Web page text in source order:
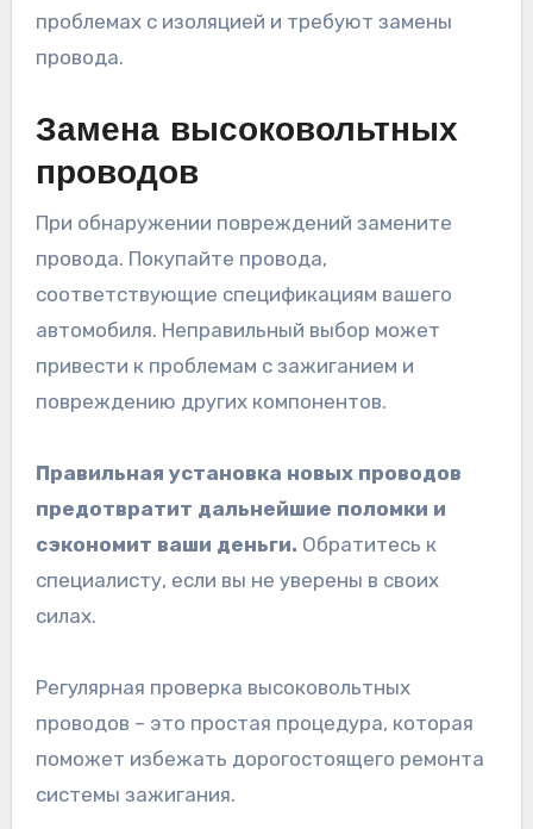
проблемах с изоляцией и требуют замены
провода.
Замена высоковольтных
проводов
При обнаружении повреждений замените
провода. Покупайте провода,
соответствующие спецификациям вашего
автомобиля. Неправильный выбор может
привести к проблемам с зажиганием и
повреждению других компонентов.
Правильная установка новых проводов
предотвратит дальнейшие поломки и
сэкономит ваши деньги. Обратитесь к
специалисту, если вы не уверены в своих
силах.
Регулярная проверка высоковольтных
проводов – это простая процедура, которая
поможет избежать дорогостоящего ремонта
системы зажигания.